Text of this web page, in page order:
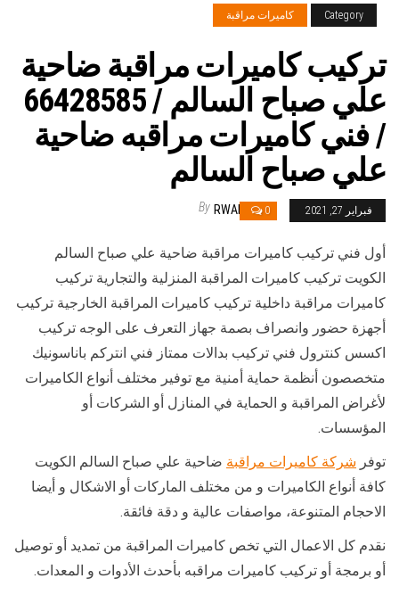
Category كاميرات مراقبة
تركيب كاميرات مراقبة ضاحية
علي صباح السالم / 66428585
/ فني كاميرات مراقبه ضاحية
علي صباح السالم
فبراير 27, 2021 0
By RWAN
أول فني تركيب كاميرات مراقبة ضاحية علي صباح السالم
الكويت تركيب كاميرات المراقبة المنزلية والتجارية تركيب
كاميرات مراقبة داخلية تركيب كاميرات المراقبة الخارجية تركيب
أجهزة حضور وانصراف بصمة جهاز التعرف على الوجه تركيب
اكسس كنترول فني تركيب بدالات ممتاز فني انتركم باناسونيك
متخصصون أنظمة حماية أمنية مع توفير مختلف أنواع الكاميرات
لأغراض المراقبة و الحماية في المنازل أو الشركات أو
المؤسسات.
توفر شركة كاميرات مراقبة ضاحية علي صباح السالم الكويت
كافة أنواع الكاميرات و من مختلف الماركات أو الاشكال و أيضا
الاحجام المتنوعة، مواصفات عالية و دقة فائقة.
نقدم كل الاعمال التي تخص كاميرات المراقبة من تمديد أو توصيل
أو برمجة أو تركيب كاميرات مراقبه بأحدث الأدوات و المعدات.